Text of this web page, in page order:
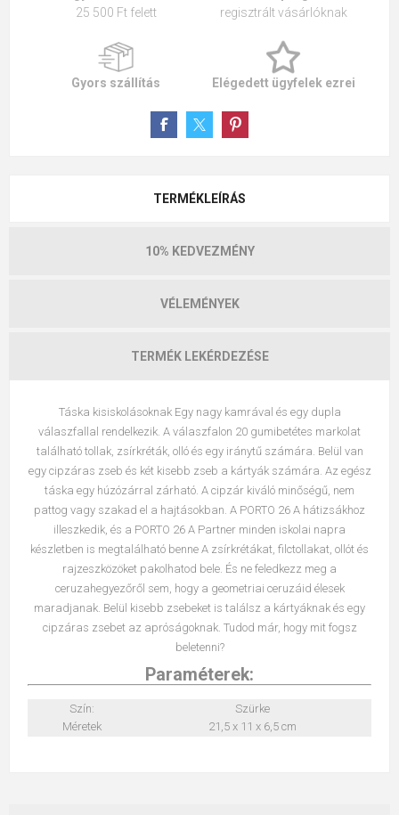
25 500 Ft felett
regisztrált vásárlóknak
Gyors szállítás Elégedett ügyfelek ezrei
TERMÉKLEÍRÁS
10% KEDVEZMÉNY
VÉLEMÉNYEK
TERMÉK LEKÉRDEZÉSE
Táska kisiskolásoknak Egy nagy kamrával és egy dupla
válaszfallal rendelkezik. A válaszfalon 20 gumibetétes markolat
található tollak, zsírkréták, olló és egy iránytű számára. Belül van
egy cipzáras zseb és két kisebb zseb a kártyák számára. Az egész
táska egy húzózárral zárható. A cipzár kiváló minőségű, nem
pattog vagy szakad el a hajtásokban. A PORTO 26 A hátizsákhoz
illeszkedik, és a PORTO 26 A Partner minden iskolai napra
készletben is megtalálható benne A zsírkrétákat, filctollakat, ollót és
rajzeszközöket pakolhatod bele. És ne feledkezz meg a
ceruzahegyezőről sem, hogy a geometriai ceruzáid élesek
maradjanak. Belül kisebb zsebeket is találsz a kártyáknak és egy
cipzáras zsebet az apróságoknak. Tudod már, hogy mit fogsz
beletenni?
Paraméterek:
Szín:
Szürke
Méretek
21,5 x 11 x 6,5 cm